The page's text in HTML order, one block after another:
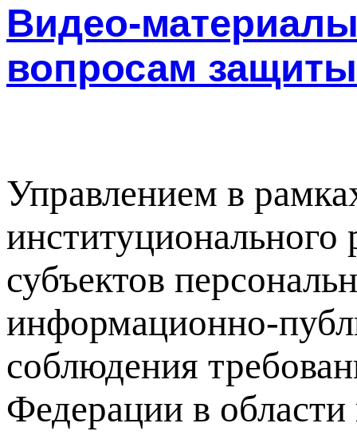
Видео-
вопросам
Управлением в
институционального
субъектов
информационно-
соблюдения
Федерации в